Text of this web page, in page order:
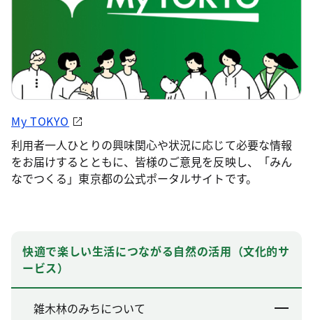
My TOKYO
利用者一人ひとりの興味関心や状況に応じて必要な情報
をお届けするとともに、皆様のご意見を反映し、「みん
なでつくる」東京都の公式ポータルサイトです。
快適で楽しい生活につながる自然の活用（文化的サ
ービス）
雑木林のみちについて